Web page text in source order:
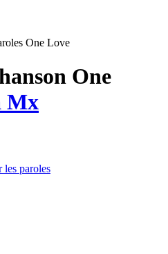
One Love
One
Mx
les paroles